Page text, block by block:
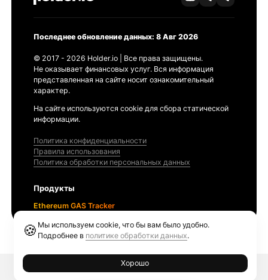
Последнее обновление данных: 8 Авг 2026
© 2017 - 2026 Holder.io | Все права защищены.
Не оказывает финансовых услуг. Вся информация
представленная на сайте носит ознакомительный
характер.
На сайте используются cookie для сбора статической
информации.
Политика конфиденциальности
Правила использования
Политика обработки персональных данных
🍪 Мы используем cookie, что бы вам было удобно.
Подробнее в политике обработки данных.
Хорошо
Продукты
Ethereum GAS Tracker